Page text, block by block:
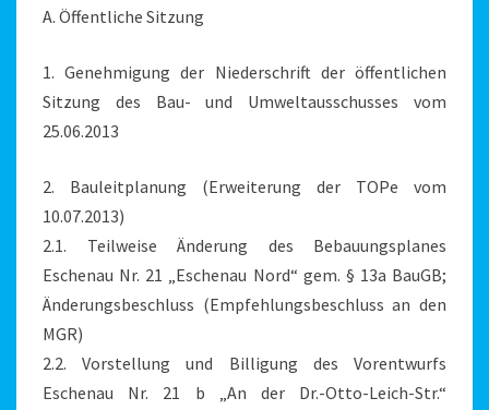
A. Öffentliche Sitzung
1. Genehmigung der Niederschrift der öffentlichen
Sitzung des Bau- und Umweltausschus­ses vom
25.06.2013
2. Bauleitplanung (Erweiterung der TOPe vom
10.07.2013)
2.1. Teilweise Änderung des Bebauungsplanes
Eschenau Nr. 21 „Eschenau Nord“ gem. § 13a BauGB;
Änderungsbeschluss (Empfehlungsbeschluss an den
MGR)
2.2. Vorstellung und Billigung des Vorentwurfs
Eschenau Nr. 21 b „An der Dr.-Otto-Leich-Str.“